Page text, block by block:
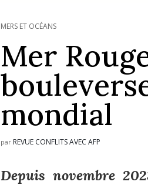
MERS ET OCÉANS
Mer
mondial
par REVUE CONFLITS AVEC AFP
Depuis novembre